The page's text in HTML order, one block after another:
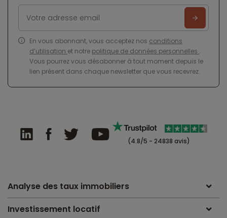
En vous abonnant, vous acceptez nos conditions
d’utilisation et notre politique de données personnelles .
Vous pourrez vous désabonner à tout moment depuis le
lien présent dans chaque newsletter que vous recevrez.
(4.8/5 - 24838 avis)
Analyse des taux immobiliers
Investissement locatif